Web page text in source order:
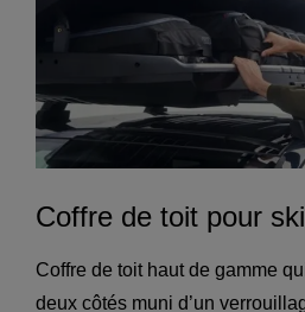
Coffre de toit pour
Coffre de toit haut de gamme
deux côtés muni d’un